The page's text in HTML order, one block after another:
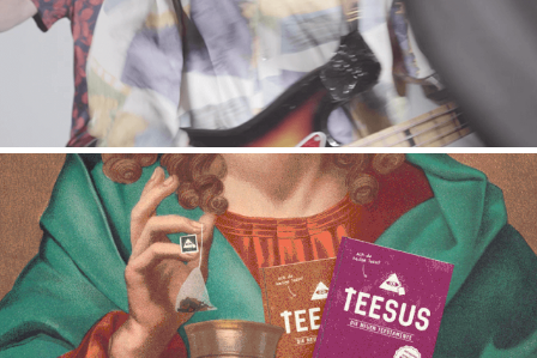
TEESUS – Die Neuen Teestamente